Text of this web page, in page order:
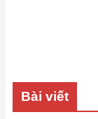
Bài viết